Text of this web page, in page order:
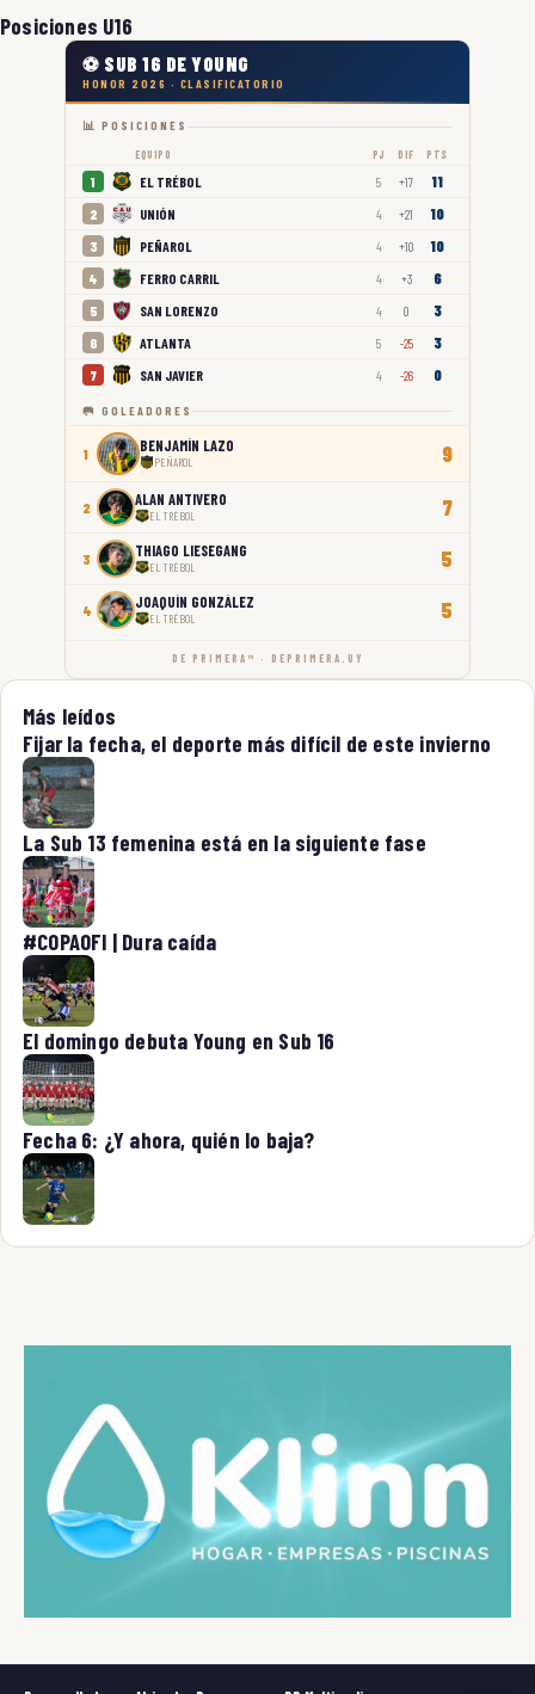
Posiciones U16
⚽ SUB 16 DE YOUNG
HONOR 2026 · CLASIFICATORIO
📊 POSICIONES
EQUIPO PJ DIF PTS
1 EL TRÉBOL 5 +17 11
2 UNIÓN 4 +21 10
3 PEÑAROL 4 +10 10
4 FERRO CARRIL 4 +3 6
5 SAN LORENZO 4 0 3
6 ATLANTA 5 -25 3
7 SAN JAVIER 4 -26 0
🥅 GOLEADORES
1 BENJAMÍN LAZO
PEÑAROL 9
2 ALAN ANTIVERO
EL TRÉBOL 7
3 THIAGO LIESEGANG
EL TRÉBOL 5
4 JOAQUÍN GONZÁLEZ
EL TRÉBOL 5
DE PRIMERA™ · DEPRIMERA.UY
Más leídos
Fijar la fecha, el deporte más difícil de este invierno
La Sub 13 femenina está en la siguiente fase
#COPAOFI | Dura caída
El domingo debuta Young en Sub 16
Fecha 6: ¿Y ahora, quién lo baja?